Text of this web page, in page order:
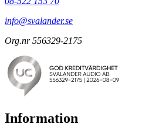
info@svalander.se
Org.nr 556329-2175
Information